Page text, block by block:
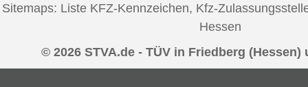
Sitemaps: Liste KFZ-Kennzeichen, Kfz-
Hessen
© 2026 STVA.de - TÜV in Friedberg (Hessen)